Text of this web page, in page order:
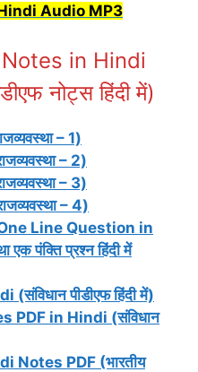
Audio MP3
in Hindi
नोट्स हिंदी में)
– 1)
– 2)
– 3)
– 4)
Line Question in
एक पंक्ति प्रश्न हिंदी में
पीडीएफ हिंदी में)
in Hindi (संविधान
PDF (भारतीय